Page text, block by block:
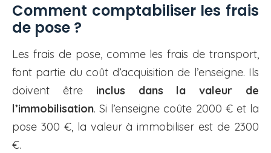
Comment comptabiliser les frais
de pose ?
Les frais de pose, comme les frais de transport,
font partie du coût d’acquisition de l’enseigne. Ils
doivent être inclus dans la valeur de
l’immobilisation. Si l’enseigne coûte 2000 € et la
pose 300 €, la valeur à immobiliser est de 2300
€.